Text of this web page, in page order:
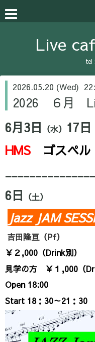
Live
tel :
2026.05.20 (Wed)
2026 ６月
6月3日 （水） 17日
HMS ゴスペ
6日 （土）
Jazz JAM
吉田隆亘（Pf）
￥２,000（Drink別）
見学の方 ￥１,000（
Open 18:00
Start 18：30～21：30